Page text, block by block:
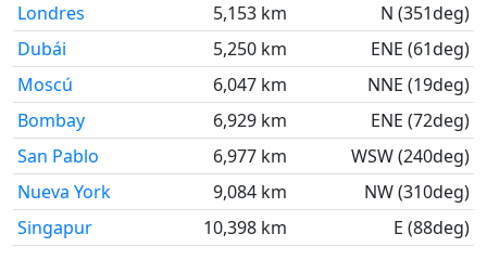
Londres
5,153 km
N (351deg)
Dubái
5,250 km
ENE (61deg)
Moscú
6,047 km
NNE (19deg)
Bombay
6,929 km
ENE (72deg)
San Pablo
6,977 km
WSW (240deg)
Nueva York
9,084 km
NW (310deg)
Singapur
10,398 km E (88deg)